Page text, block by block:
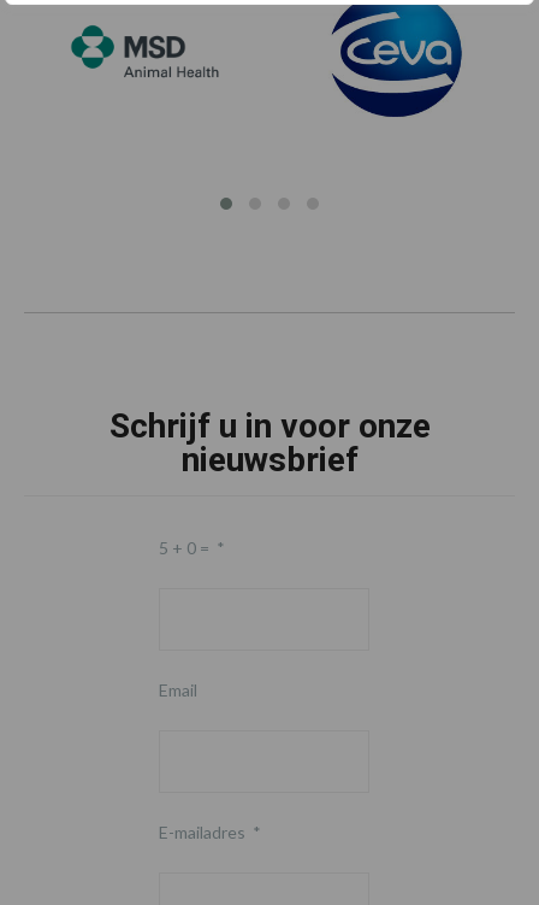
Schrijf u in voor onze
nieuwsbrief
5 + 0 = *
Email
E-mailadres *